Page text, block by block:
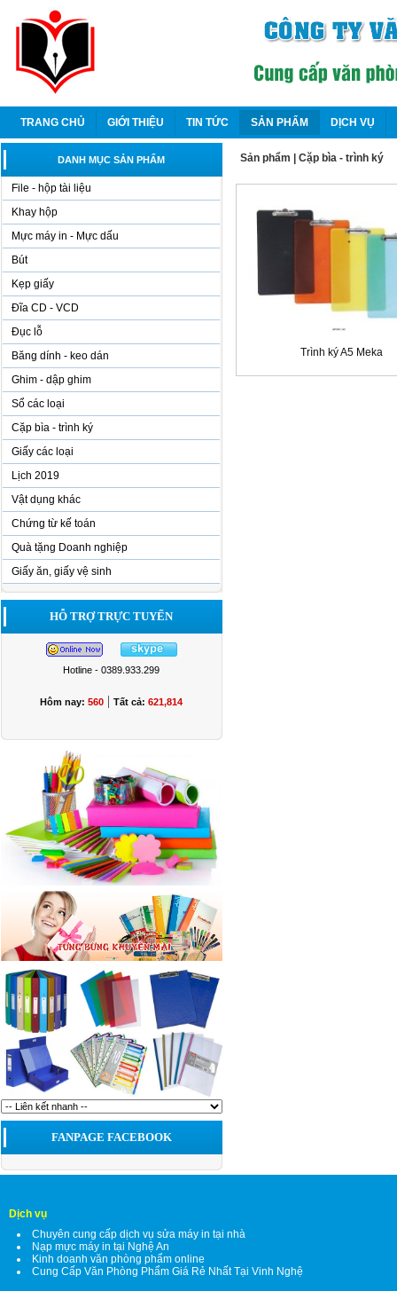
TRANG CHỦ GIỚI THIỆU TIN TỨC SẢN PHẨM DỊCH VỤ
DANH MỤC SẢN PHẨM
File - hộp tài liệu
Khay hộp
Mực máy in - Mực dấu
Bút
Kẹp giấy
Đĩa CD - VCD
Đục lỗ
Băng dính - keo dán
Ghim - dập ghim
Sổ các loại
Cặp bìa - trình ký
Giấy các loại
Lịch 2019
Vật dụng khác
Chứng từ kế toán
Quà tặng Doanh nghiệp
Giấy ăn, giấy vệ sinh
HỖ TRỢ TRỰC TUYẾN
Hotline - 0389.933.299
Hôm nay: 560 | Tất cả: 621,814
FANPAGE FACEBOOK
Sản phẩm Cặp bìa - trình ký
Trình ký A5 Meka
Dịch vụ
Chuyên cung cấp dịch vụ sửa máy in tại nhà
Nạp mực máy in tại Nghệ An
Kinh doanh văn phòng phẩm online
Cung Cấp Văn Phòng Phẩm Giá Rẻ Nhất Tại Vinh Nghệ